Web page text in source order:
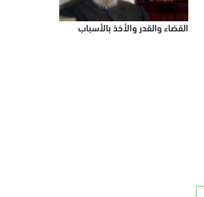
القضاء والقدر والأخذ بالأسباب